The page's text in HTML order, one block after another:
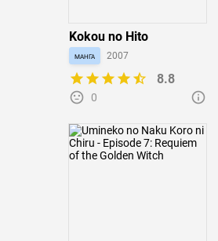
Kokou no Hito
манга 2007
8.8
0